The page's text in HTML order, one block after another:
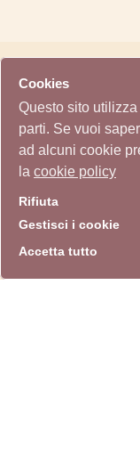
Stampa
"10ª
mese"
Archivio Storico
Cookies
Questo sito
parti. Se vuoi
ad alcuni cookie
la cookie policy
Rifiuta
Gestisci i cookie
Accetta tutto